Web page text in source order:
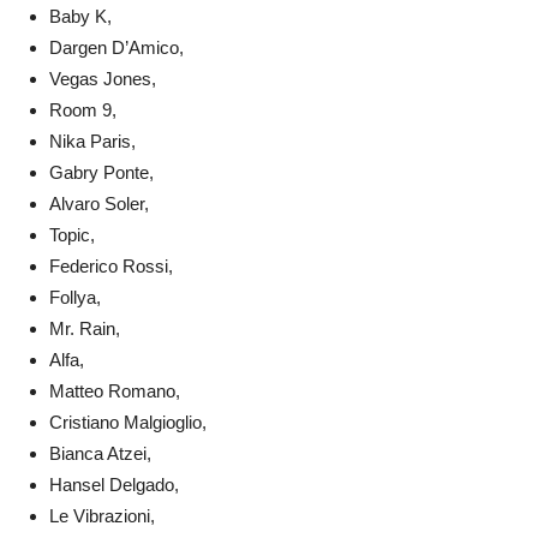
Baby K,
Dargen D’Amico,
Vegas Jones,
Room 9,
Nika Paris,
Gabry Ponte,
Alvaro Soler,
Topic,
Federico Rossi,
Follya,
Mr. Rain,
Alfa,
Matteo Romano,
Cristiano Malgioglio,
Bianca Atzei,
Hansel Delgado,
Le Vibrazioni,